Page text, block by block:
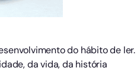
do hábito de ler.
da vida, da história